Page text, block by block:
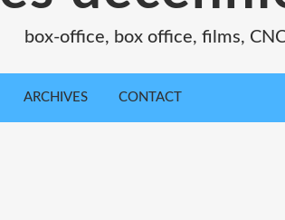
box-office, box office, films,
ARCHIVES CONTACT